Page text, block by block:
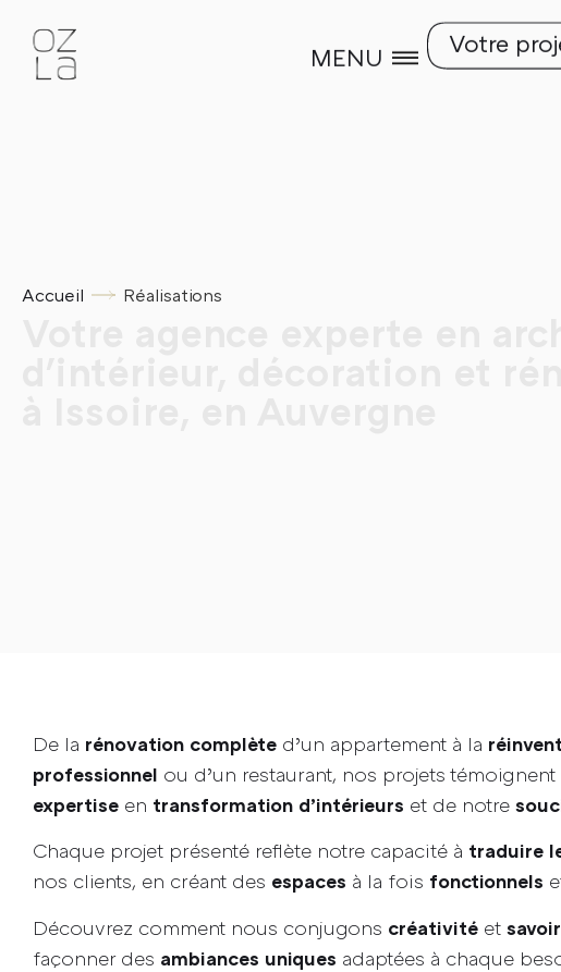
MENU Votre
Accueil Réalisations
De la rénovation complète d’un appartement à la
professionnel ou d’un restaurant, nos projets témoignent
expertise en transformation d’intérieurs et de notre
Chaque projet présenté reflète notre capacité à traduire
nos clients, en créant des espaces à la fois fonctionnels
Découvrez comment nous conjugons créativité et
façonner des ambiances uniques adaptées à chaque